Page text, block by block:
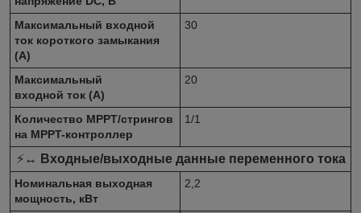
Максимальный входной
ток короткого замыкания
(А)
30
Максимальный
входной ток (А)
20
Количество MPPT/стрингов
на MPPT-контроллер
1/1
⚡↔️ Входные/выходные данные переменного тока
Номинальная выходная
мощность, кВт
2,2